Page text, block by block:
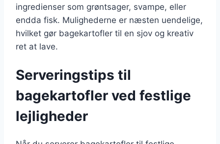
ingredienser som grøntsager, svampe, eller
endda fisk. Mulighederne er næsten uendelige,
hvilket gør bagekartofler til en sjov og kreativ
ret at lave.
Serveringstips til
bagekartofler ved festlige
lejligheder